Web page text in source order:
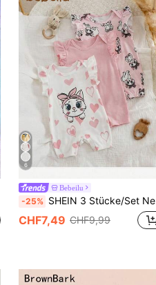
6
Bebeilu
-25% SHEIN 3 Stücke/Set Neugeborenen Baby Mädchen süßer Cartoon Muster gestrickter Romper Set, Sommer
CHF7,49 CHF9,99